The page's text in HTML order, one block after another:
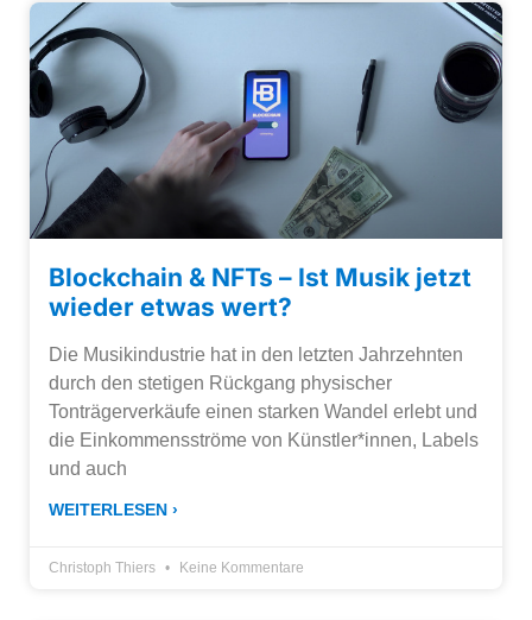
Blockchain & NFTs – Ist Musik jetzt
wieder etwas wert?
Die Musikindustrie hat in den letzten Jahrzehnten
durch den stetigen Rückgang physischer
Tonträgerverkäufe einen starken Wandel erlebt und
die Einkommensströme von Künstler*innen, Labels
und auch
WEITERLESEN ›
Christoph Thiers Keine Kommentare